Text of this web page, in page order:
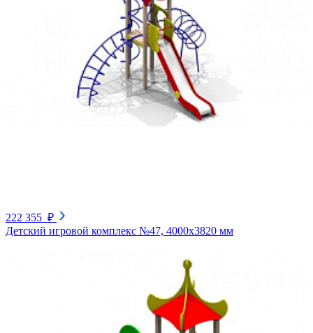
222 355 ₽
Детский игровой комплекс №47, 4000х3820 мм